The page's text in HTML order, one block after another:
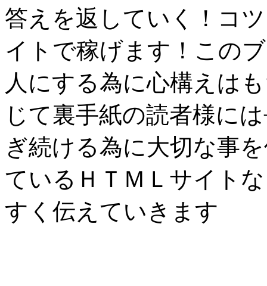
答えを返していく！コ
イトで稼げます！この
人にする為に心構えは
じて裏手紙の読者様に
ぎ続ける為に大切な事
ているＨＴＭＬサイト
すく伝えていきます